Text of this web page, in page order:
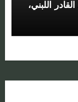
اللبني،